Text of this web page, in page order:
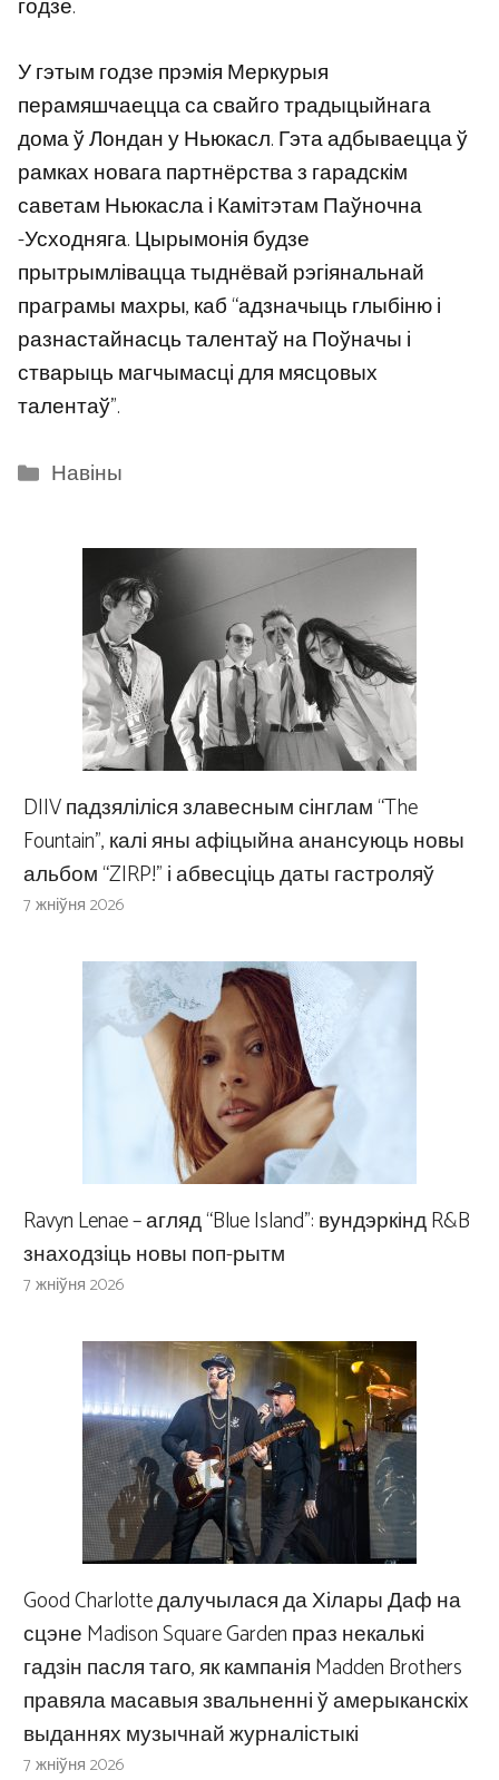
годзе.
У гэтым годзе прэмія Меркурыя
перамяшчаецца са свайго традыцыйнага
дома ў Лондан у Ньюкасл. Гэта адбываецца ў
рамках новага партнёрства з гарадскім
саветам Ньюкасла і Камітэтам Паўночна
-Усходняга. Цырымонія будзе
прытрымлівацца тыднёвай рэгіянальнай
праграмы махры, каб “адзначыць глыбіню і
разнастайнасць талентаў на Поўначы і
стварыць магчымасці для мясцовых
талентаў”.
Categories
Навіны
DIIV падзяліліся злавесным сінглам “The
Fountain”, калі яны афіцыйна анансуюць новы
альбом “ZIRP!” і абвесціць даты гастроляў
7 жніўня 2026
Ravyn Lenae – агляд “Blue Island”: вундэркінд R&B
знаходзіць новы поп-рытм
7 жніўня 2026
Good Charlotte далучылася да Хілары Даф на
сцэне Madison Square Garden праз некалькі
гадзін пасля таго, як кампанія Madden Brothers
правяла масавыя звальненні ў амерыканскіх
выданнях музычнай журналістыкі
7 жніўня 2026